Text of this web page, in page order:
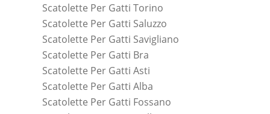
Scatolette Per Gatti Torino
Scatolette Per Gatti Saluzzo
Scatolette Per Gatti Savigliano
Scatolette Per Gatti Bra
Scatolette Per Gatti Asti
Scatolette Per Gatti Alba
Scatolette Per Gatti Fossano